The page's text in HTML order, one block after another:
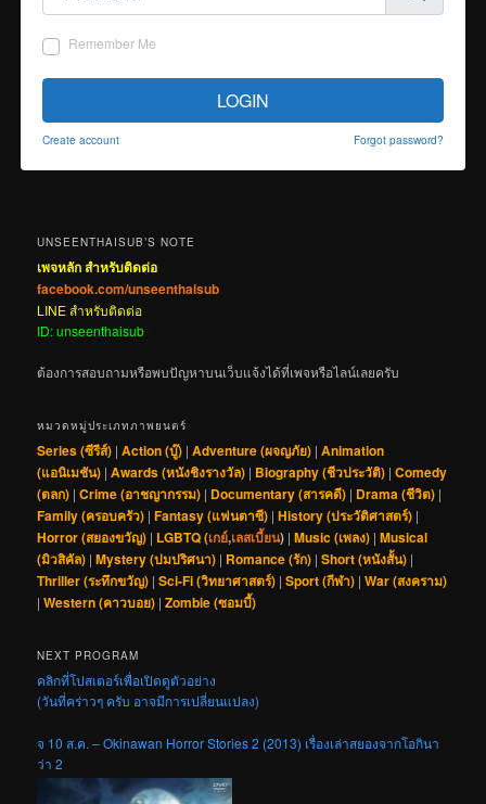
Remember Me
LOGIN
Create account Forgot password?
UNSEENTHAISUB’S NOTE
เพจหลัก สำหรับติดต่อ
facebook.com/unseenthaisub
LINE สำหรับติดต่อ
ID: unseenthaisub
ต้องการสอบถามหรือพบปัญหาบนเว็บแจ้งได้ที่เพจหรือไลน์เลยครับ
หมวดหมู่ประเภทภาพยนตร์
Series (ซีรีส์) |Action (บู๊) |Adventure (ผจญภัย) |Animation
(แอนิเมชัน) |Awards (หนังชิงรางวัล) | Biography (ชีวประวัติ) |Comedy
(ตลก) |Crime (อาชญากรรม) | Documentary (สารคดี) | Drama (ชีวิต) |
Family (ครอบครัว) |Fantasy (แฟนตาซี) |History (ประวัติศาสตร์) |
Horror (สยองขวัญ) | LGBTQ (เกย์,เลสเบี้ยน) |Music (เพลง) |Musical
(มิวสิคัล) |Mystery (ปมปริศนา) | Romance (รัก) |Short (หนังสั้น) |
Thriller (ระทึกขวัญ) |Sci-Fi (วิทยาศาสตร์) |Sport (กีฬา) |War (สงคราม)
|Western (คาวบอย) |Zombie (ซอมบี้)
NEXT PROGRAM
คลิกที่โปสเตอร์เพื่อเปิดดูตัวอย่าง
(วันที่คร่าวๆ ครับ อาจมีการเปลี่ยนแปลง)
จ 10 ส.ค. – Okinawan Horror Stories 2 (2013) เรื่องเล่าสยองจากโอกินา
ว่า 2